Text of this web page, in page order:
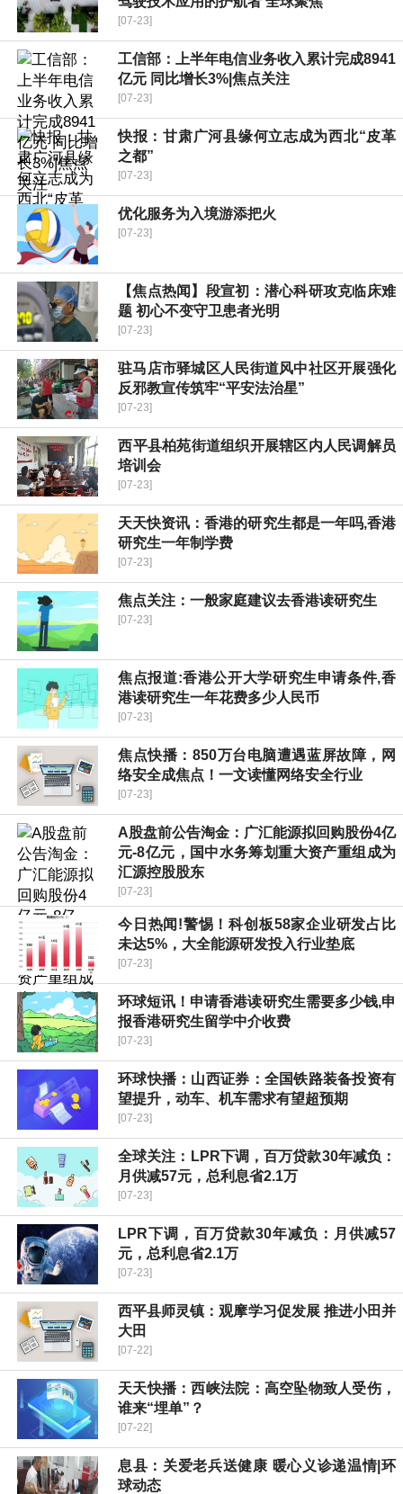
[07-23]
工信部：上半年电信业务收入累计完成8941
亿元 同比增长3%|焦点关注
[07-23]
快报：甘肃广河县缘何立志成为西北“皮革
之都”
[07-23]
优化服务为入境游添把火
[07-23]
【焦点热闻】段宣初：潜心科研攻克临床难
题 初心不变守卫患者光明
[07-23]
驻马店市驿城区人民街道风中社区开展强化
反邪教宣传筑牢“平安法治星”
[07-23]
​西平县柏苑街道组织开展辖区内人民调解员
培训会
[07-23]
天天快资讯：香港的研究生都是一年吗,香港
研究生一年制学费
[07-23]
焦点关注：一般家庭建议去香港读研究生
[07-23]
焦点报道:香港公开大学研究生申请条件,香
港读研究生一年花费多少人民币
[07-23]
焦点快播：850万台电脑遭遇蓝屏故障，网
络安全成焦点！一文读懂网络安全行业
[07-23]
A股盘前公告淘金：广汇能源拟回购股份4亿
元-8亿元，国中水务筹划重大资产重组成为
汇源控股股东
[07-23]
今日热闻!警惕！科创板58家企业研发占比
未达5%，大全能源研发投入行业垫底
[07-23]
环球短讯！申请香港读研究生需要多少钱,申
报香港研究生留学中介收费
[07-23]
环球快播：山西证券：全国铁路装备投资有
望提升，动车、机车需求有望超预期
[07-23]
全球关注：LPR下调，百万贷款30年减负：
月供减57元，总利息省2.1万
[07-23]
LPR下调，百万贷款30年减负：月供减57
元，总利息省2.1万
[07-23]
​西平县师灵镇：观摩学习促发展 推进小田并
大田
[07-22]
天天快播：西峡法院：高空坠物致人受伤，
谁来“埋单”？
[07-22]
息县：关爱老兵送健康 暖心义诊递温情|环
球动态